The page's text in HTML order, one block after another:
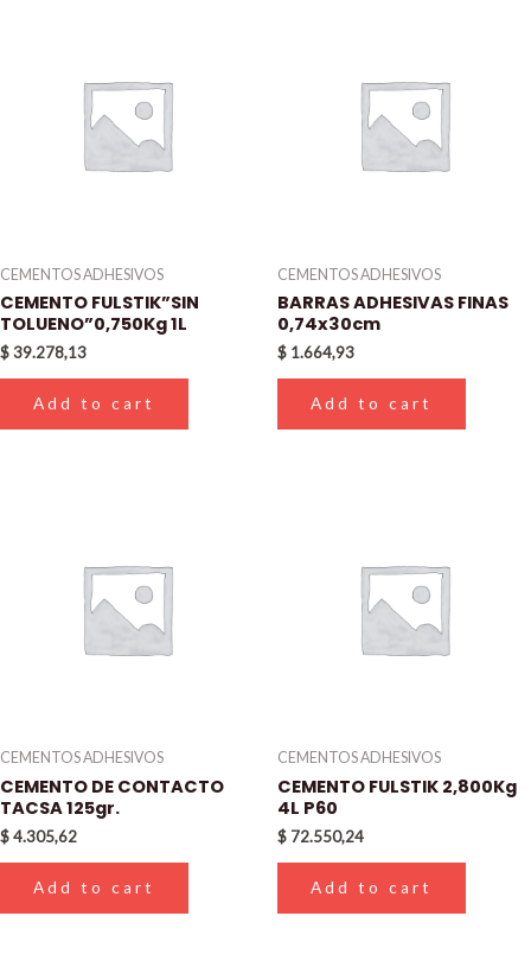
CEMENTOS ADHESIVOS
CEMENTO FULSTIK”SIN
TOLUENO”0,750Kg 1L
$39.278,13
Add to cart
CEMENTOS ADHESIVOS
BARRAS ADHESIVAS FINAS
0,74x30cm
$ 1.664,93
Add to cart
CEMENTOS ADHESIVOS
CEMENTO DE CONTACTO
TACSA 125gr.
$4.305,62
Add to cart
CEMENTOS ADHESIVOS
CEMENTO FULSTIK 2,800Kg
4L P60
$ 72.550,24
Add to cart